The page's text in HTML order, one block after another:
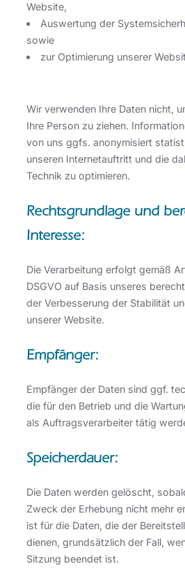
Website,
Auswertung der
sowie
zur Optimierung unserer
Wir verwenden Ihre Daten nicht,
Ihre Person zu ziehen.
von uns ggfs. anonymisiert
unseren Internetauftritt und die
Technik zu optimieren.
Rechtsgrundlage und
Interesse:
Die Verarbeitung erfolgt gemäß
DSGVO auf Basis unseres
der Verbesserung der Stabilität
unserer Website.
Empfänger:
Empfänger der Daten sind ggf.
die für den Betrieb und die
als Auftragsverarbeiter tätig
Speicherdauer:
Die Daten werden gelöscht,
Zweck der Erhebung nicht mehr
ist für die Daten, die der
dienen, grundsätzlich der Fall,
Sitzung beendet ist.